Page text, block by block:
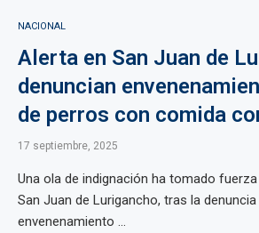
NACIONAL
Alerta en San Juan de
denuncian
de perros con comida
17 septiembre, 2025
Una ola de indignación ha tomado
San Juan de Lurigancho, tras la
envenenamiento ...